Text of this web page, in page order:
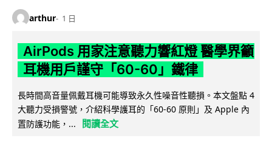
arthur 1 日
AirPods 用家注意聽力響紅燈 醫學界籲
耳機用戶謹守「60-60」鐵律
長時間高音量佩戴耳機可能導致永久性噪音性聽損。本文盤點 4
大聽力受損警號，介紹科學護耳的「60-60 原則」及 Apple 內
置防護功能，...
閱讀全文